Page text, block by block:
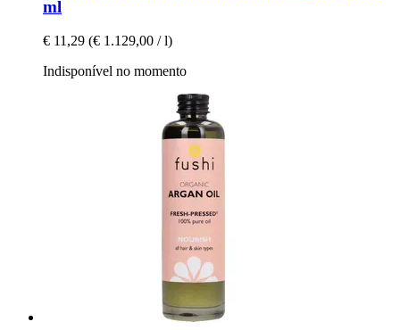
ml
€ 11,29 (€ 1.129,00 / l)
Indisponível no momento